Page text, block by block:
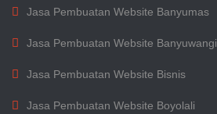
Jasa Pembuatan Website Banyumas
Jasa Pembuatan Website Banyuwangi
Jasa Pembuatan Website Bisnis
Jasa Pembuatan Website Boyolali